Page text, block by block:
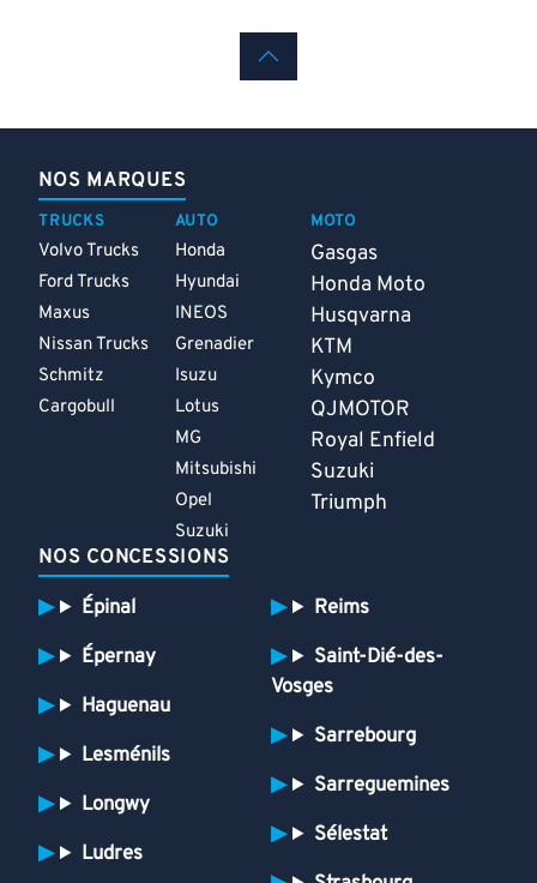
NOS MARQUES
TRUCKS
Volvo Trucks
Ford Trucks
Maxus
Nissan Trucks
Schmitz
Cargobull
AUTO
Honda
Hyundai
INEOS
Grenadier
Isuzu
Lotus
MG
Mitsubishi
Opel
Suzuki
MOTO
Gasgas
Honda Moto
Husqvarna
KTM
Kymco
QJMOTOR
Royal Enfield
Suzuki
Triumph
NOS CONCESSIONS
Épinal
Épernay
Haguenau
Lesménils
Longwy
Ludres
Reims
Saint-Dié-des-
Vosges
Sarrebourg
Sarreguemines
Sélestat